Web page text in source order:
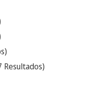
)
Resultados)